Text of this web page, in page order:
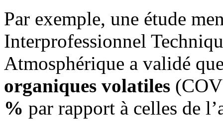
Par exemple, une étude
Interprofessionnel
Atmosphérique a validé
organiques volatiles
% par rapport à celles de